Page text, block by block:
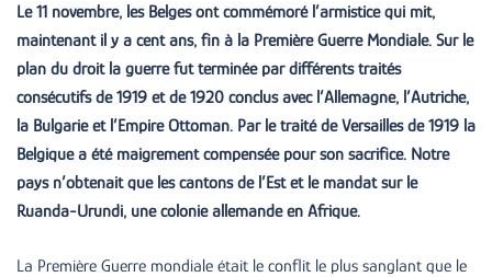
Le 11 novembre, les Belges ont commémoré l’armistice qui mit,
maintenant il y a cent ans, fin à la Première Guerre Mondiale. Sur le
plan du droit la guerre fut terminée par différents traités
consécutifs de 1919 et de 1920 conclus avec l’Allemagne, l’Autriche,
la Bulgarie et l’Empire Ottoman. Par le traité de Versailles de 1919 la
Belgique a été maigrement compensée pour son sacrifice. Notre
pays n’obtenait que les cantons de l’Est et le mandat sur le
Ruanda-Urundi, une colonie allemande en Afrique.
La Première Guerre mondiale était le conflit le plus sanglant que le